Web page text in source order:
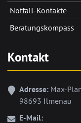
Notfall-Kontakte
Beratungskompass
Kontakt
Adresse: Max-
98693 Ilmenau
E-Mail: